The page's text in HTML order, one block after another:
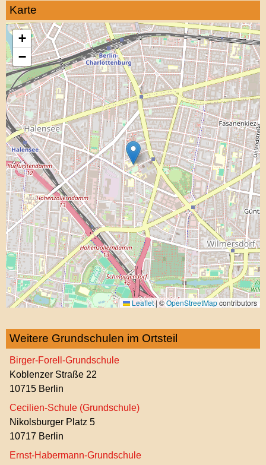
Karte
+
−
Leaflet|©OpenStreetMapcontributors
Weitere Grundschulen im Ortsteil
Birger-Forell-Grundschule
Koblenzer Straße 22
10715 Berlin
Cecilien-Schule (Grundschule)
Nikolsburger Platz 5
10717 Berlin
Ernst-Habermann-Grundschule